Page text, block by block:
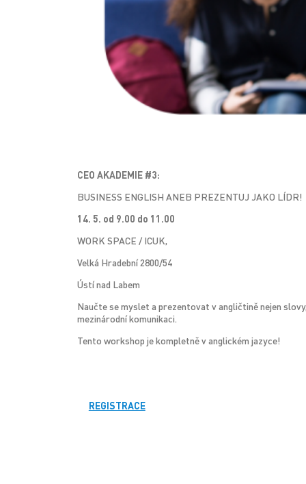
CEO AKADEMIE #3:
BUSINESS ENGLISH ANEB PREZENTUJ JAKO LÍDR!
14. 5. od 9.00 do 11.00
WORK SPACE / ICUK,
Velká Hradební 2800/54
Ústí nad Labem
Naučte se myslet a prezentovat v angličtině nejen
mezinárodní komunikaci.
Tento workshop je kompletně v anglickém jazyce!
REGISTRACE